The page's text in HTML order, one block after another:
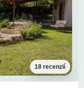
18 recenzií